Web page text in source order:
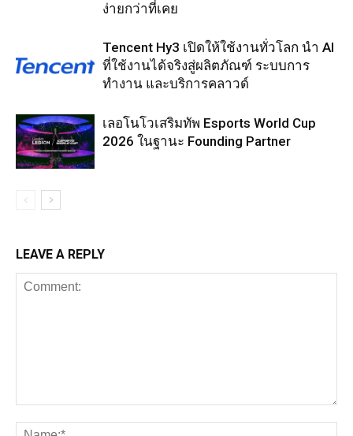
ง่ายกว่าที่เคย
Tencent Hy3 เปิดให้ใช้งานทั่วโลก นำ AI
ที่ใช้งานได้จริงสู่ผลิตภัณฑ์ ระบบการ
ทำงาน และบริการคลาวด์
เลอโนโวเสริมทัพ Esports World Cup
2026 ในฐานะ Founding Partner
LEAVE A REPLY